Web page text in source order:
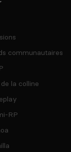
communautaires
de la colline
RP